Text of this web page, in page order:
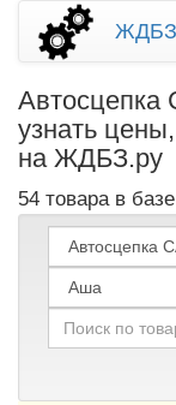
Автосцепка
узнать
на ЖДБЗ.ру
54 товара в